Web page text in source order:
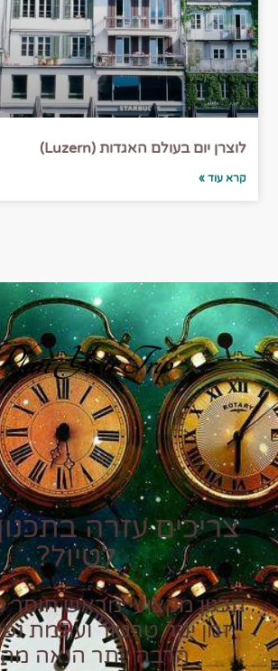
לוצרן יום בעולם האגדות (Luzern)
קרא עוד »
Your Trip
צריכים עזרה
לטיול?
תכנון מקצועי מראש חוסך
זמן יקר טרטור ועוגמת
הרבה יותר הנאה